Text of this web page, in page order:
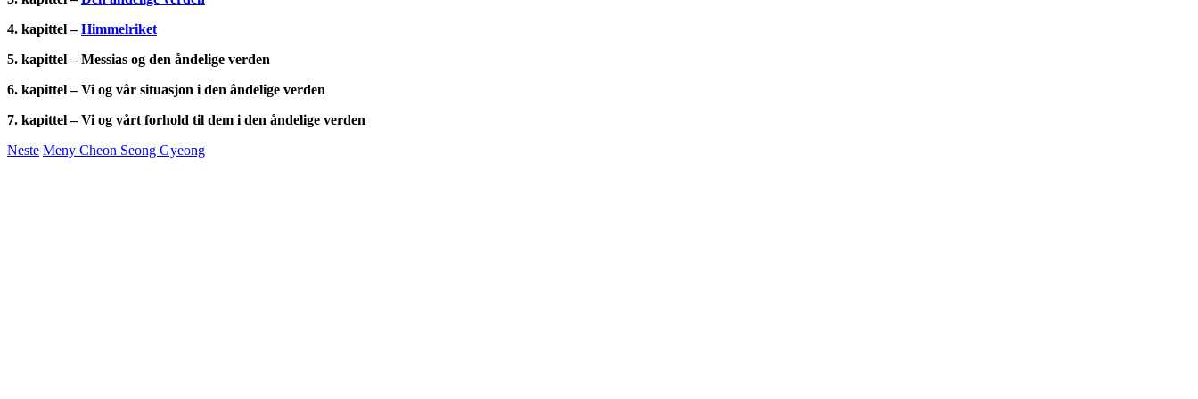
4. kapittel –Himmelriket
5. kapittel – Messias og den åndelige verden
6. kapittel – Vi og vår situasjon i den åndelige verden
7. kapittel – Vi og vårt forhold til dem i den åndelige verden
Neste Meny Cheon Seong Gyeong